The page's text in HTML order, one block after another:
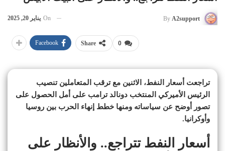
By A2support
On يناير 20, 2025
0
Share
Facebook
تراجعت أسعار النفط، الاثنين مع ترقب المتعاملين تنصيب
الرئيس الأميركي المنتخب دونالد ترامب على أمل الحصول على
تصور أوضح عن سياساته ومنها خطط إنهاء الحرب بين روسيا
وأوكرانيا.
أسعار النفط تتراجع.. والأنظار على